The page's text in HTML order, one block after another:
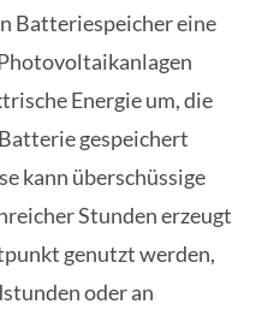
Batteriespeicher eine
Energie um, die
gespeichert
kann überschüssige
Stunden erzeugt
genutzt werden,
oder an